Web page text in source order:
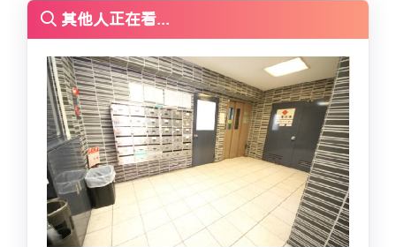
其他人正在看...